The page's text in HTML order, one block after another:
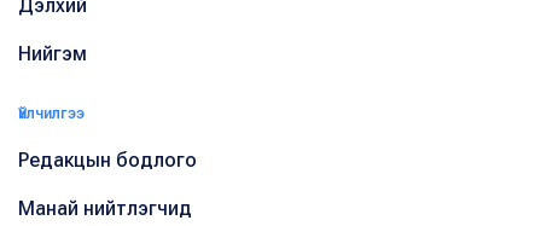
Дэлхий
Нийгэм
Үйлчилгээ
Редакцын бодлого
Манай нийтлэгчид